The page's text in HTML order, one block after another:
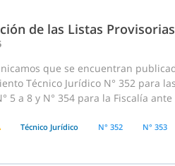
de las Listas
que se encuentran
Técnico Jurídico N° 352 para
5 a 8 y N° 354 para la Fiscalía
Técnico Jurídico N° 352 N° 353